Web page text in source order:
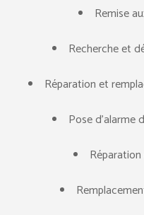
Remise
Recherche et
Réparation et
Pose d’alarme